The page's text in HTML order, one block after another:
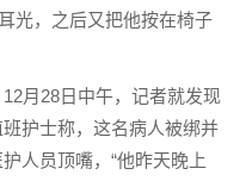
光，之后又把他按在椅子
月28日中午，记者就发现
护士称，这名病人被绑并
人员顶嘴，“他昨天晚上